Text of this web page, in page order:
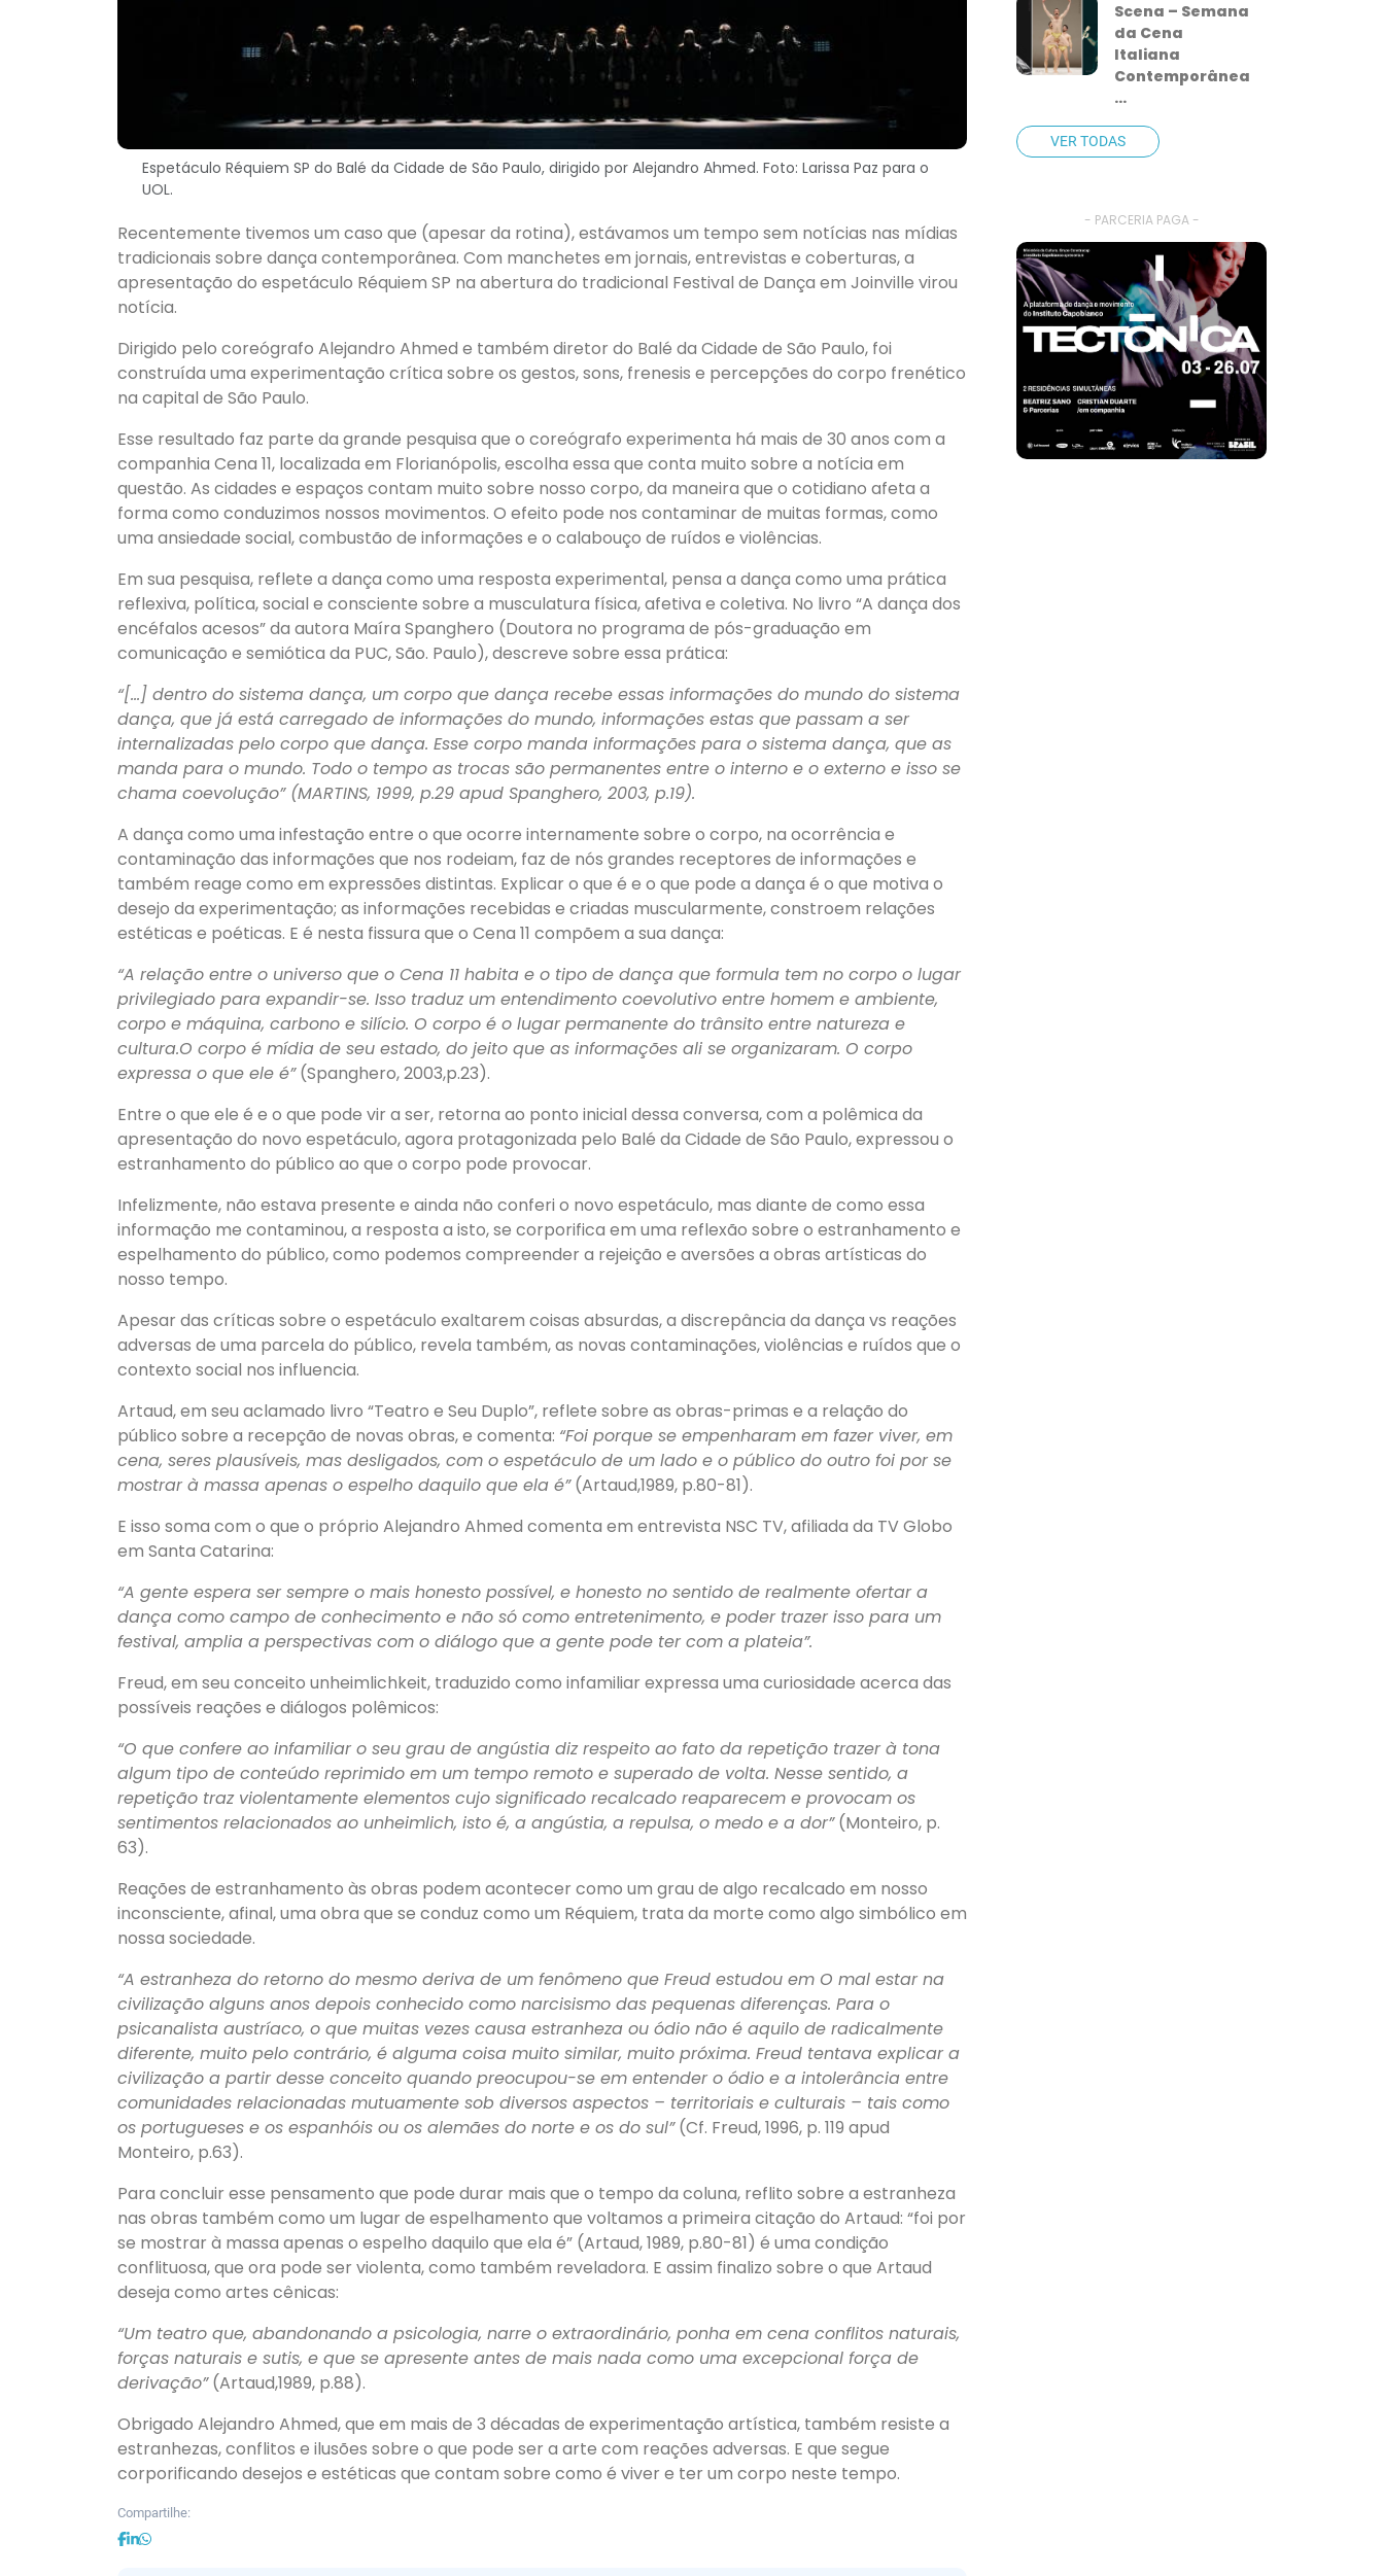
Espetáculo Réquiem SP do Balé da Cidade de São Paulo, dirigido por Alejandro Ahmed. Foto: Larissa Paz para o
UOL.
Recentemente tivemos um caso que (apesar da rotina), estávamos um tempo sem notícias nas mídias
tradicionais sobre dança contemporânea. Com manchetes em jornais, entrevistas e coberturas, a
apresentação do espetáculo Réquiem SP na abertura do tradicional Festival de Dança em Joinville virou
notícia.
Dirigido pelo coreógrafo Alejandro Ahmed e também diretor do Balé da Cidade de São Paulo, foi
construída uma experimentação crítica sobre os gestos, sons, frenesis e percepções do corpo frenético
na capital de São Paulo.
Esse resultado faz parte da grande pesquisa que o coreógrafo experimenta há mais de 30 anos com a
companhia Cena 11, localizada em Florianópolis, escolha essa que conta muito sobre a notícia em
questão. As cidades e espaços contam muito sobre nosso corpo, da maneira que o cotidiano afeta a
forma como conduzimos nossos movimentos. O efeito pode nos contaminar de muitas formas, como
uma ansiedade social, combustão de informações e o calabouço de ruídos e violências.
Em sua pesquisa, reflete a dança como uma resposta experimental, pensa a dança como uma prática
reflexiva, política, social e consciente sobre a musculatura física, afetiva e coletiva. No livro “A dança dos
encéfalos acesos” da autora Maíra Spanghero (Doutora no programa de pós-graduação em
comunicação e semiótica da PUC, São. Paulo), descreve sobre essa prática:
“[…] dentro do sistema dança, um corpo que dança recebe essas informações do mundo do sistema
dança, que já está carregado de informações do mundo, informações estas que passam a ser
internalizadas pelo corpo que dança. Esse corpo manda informações para o sistema dança, que as
manda para o mundo. Todo o tempo as trocas são permanentes entre o interno e o externo e isso se
chama coevolução” (MARTINS, 1999, p.29 apud Spanghero, 2003, p.19).
A dança como uma infestação entre o que ocorre internamente sobre o corpo, na ocorrência e
contaminação das informações que nos rodeiam, faz de nós grandes receptores de informações e
também reage como em expressões distintas. Explicar o que é e o que pode a dança é o que motiva o
desejo da experimentação; as informações recebidas e criadas muscularmente, constroem relações
estéticas e poéticas. E é nesta fissura que o Cena 11 compõem a sua dança:
“A relação entre o universo que o Cena 11 habita e o tipo de dança que formula tem no corpo o lugar
privilegiado para expandir-se. Isso traduz um entendimento coevolutivo entre homem e ambiente,
corpo e máquina, carbono e silício. O corpo é o lugar permanente do trânsito entre natureza e
cultura.O corpo é mídia de seu estado, do jeito que as informações ali se organizaram. O corpo
expressa o que ele é”(Spanghero, 2003,p.23).
Entre o que ele é e o que pode vir a ser, retorna ao ponto inicial dessa conversa, com a polêmica da
apresentação do novo espetáculo, agora protagonizada pelo Balé da Cidade de São Paulo, expressou o
estranhamento do público ao que o corpo pode provocar.
Infelizmente, não estava presente e ainda não conferi o novo espetáculo, mas diante de como essa
informação me contaminou, a resposta a isto, se corporifica em uma reflexão sobre o estranhamento e
espelhamento do público, como podemos compreender a rejeição e aversões a obras artísticas do
nosso tempo.
Apesar das críticas sobre o espetáculo exaltarem coisas absurdas, a discrepância da dança vs reações
adversas de uma parcela do público, revela também, as novas contaminações, violências e ruídos que o
contexto social nos influencia.
Artaud, em seu aclamado livro “Teatro e Seu Duplo”, reflete sobre as obras-primas e a relação do
público sobre a recepção de novas obras, e comenta: “Foi porque se empenharam em fazer viver, em
cena, seres plausíveis, mas desligados, com o espetáculo de um lado e o público do outro foi por se
mostrar à massa apenas o espelho daquilo que ela é”(Artaud,1989, p.80-81).
E isso soma com o que o próprio Alejandro Ahmed comenta em entrevista NSC TV, afiliada da TV Globo
em Santa Catarina:
“A gente espera ser sempre o mais honesto possível, e honesto no sentido de realmente ofertar a
dança como campo de conhecimento e não só como entretenimento, e poder trazer isso para um
festival, amplia a perspectivas com o diálogo que a gente pode ter com a plateia”.
Freud, em seu conceito unheimlichkeit, traduzido como infamiliar expressa uma curiosidade acerca das
possíveis reações e diálogos polêmicos:
“O que confere ao infamiliar o seu grau de angústia diz respeito ao fato da repetição trazer à tona
algum tipo de conteúdo reprimido em um tempo remoto e superado de volta. Nesse sentido, a
repetição traz violentamente elementos cujo significado recalcado reaparecem e provocam os
sentimentos relacionados ao unheimlich, isto é, a angústia, a repulsa, o medo e a dor”(Monteiro, p.
63).
Reações de estranhamento às obras podem acontecer como um grau de algo recalcado em nosso
inconsciente, afinal, uma obra que se conduz como um Réquiem, trata da morte como algo simbólico em
nossa sociedade.
“A estranheza do retorno do mesmo deriva de um fenômeno que Freud estudou em O mal estar na
civilização alguns anos depois conhecido como narcisismo das pequenas diferenças. Para o
psicanalista austríaco, o que muitas vezes causa estranheza ou ódio não é aquilo de radicalmente
diferente, muito pelo contrário, é alguma coisa muito similar, muito próxima. Freud tentava explicar a
civilização a partir desse conceito quando preocupou-se em entender o ódio e a intolerância entre
comunidades relacionadas mutuamente sob diversos aspectos – territoriais e culturais – tais como
os portugueses e os espanhóis ou os alemães do norte e os do sul”(Cf. Freud, 1996, p. 119 apud
Monteiro, p.63).
Para concluir esse pensamento que pode durar mais que o tempo da coluna, reflito sobre a estranheza
nas obras também como um lugar de espelhamento que voltamos a primeira citação do Artaud: “foi por
se mostrar à massa apenas o espelho daquilo que ela é” (Artaud, 1989, p.80-81) é uma condição
conflituosa, que ora pode ser violenta, como também reveladora. E assim finalizo sobre o que Artaud
deseja como artes cênicas:
“Um teatro que, abandonando a psicologia, narre o extraordinário, ponha em cena conflitos naturais,
forças naturais e sutis, e que se apresente antes de mais nada como uma excepcional força de
derivação”(Artaud,1989, p.88).
Obrigado Alejandro Ahmed, que em mais de 3 décadas de experimentação artística, também resiste a
estranhezas, conflitos e ilusões sobre o que pode ser a arte com reações adversas. E que segue
corporificando desejos e estéticas que contam sobre como é viver e ter um corpo neste tempo.
Compartilhe:
Scena – Semana
da Cena
Italiana
Contemporânea
...
VER TODAS
- PARCERIA PAGA -